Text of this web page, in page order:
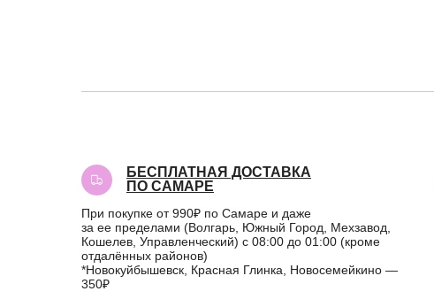
БЕСПЛАТНАЯ ДОСТАВКА
ПО САМАРЕ
При покупке от 990₽ по Самаре и даже
за ее пределами (Волгарь, Южный Город, Мехзавод,
Кошелев, Управленческий) с 08:00 до 01:00 (кроме
отдалённых районов)
*Новокуйбышевск, Красная Глинка, Новосемейкино —
350₽